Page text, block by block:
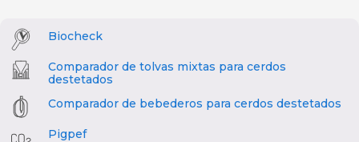
Biocheck
Comparador de tolvas mixtas para cerdos
destetados
Comparador de bebederos para cerdos destetados
Pigpef